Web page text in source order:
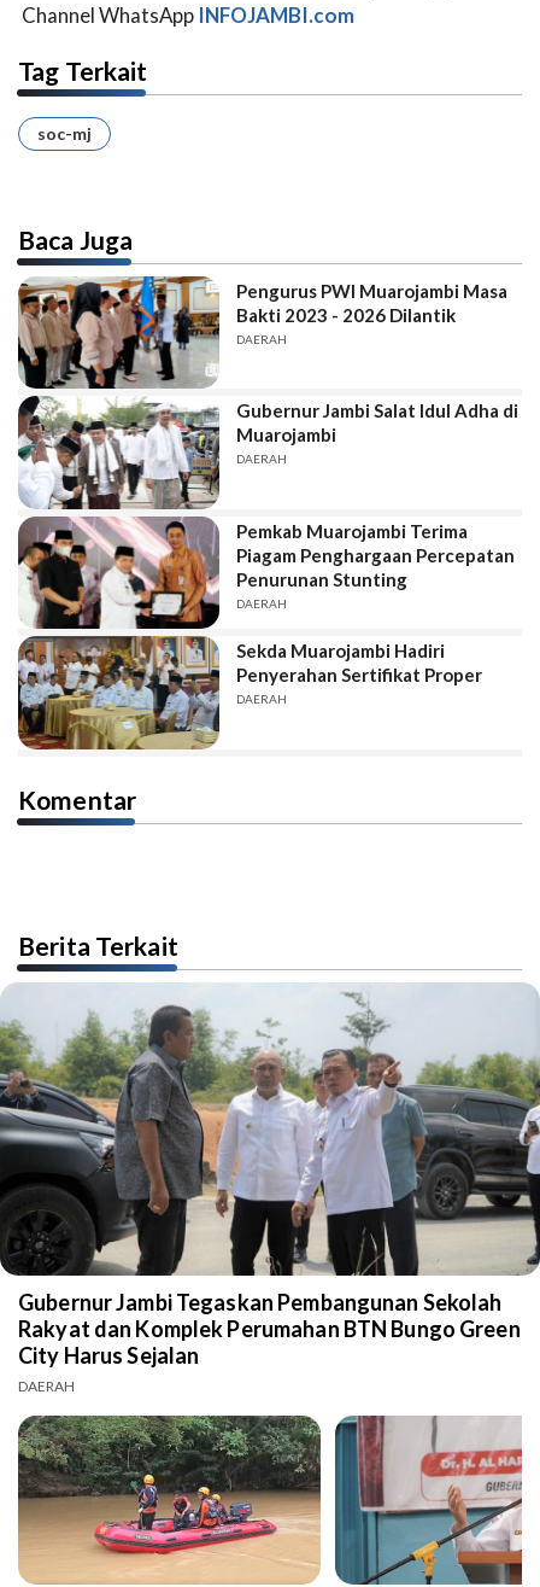
Channel WhatsApp INFOJAMBI.com
Tag Terkait
soc-mj
Baca Juga
Pengurus PWI Muarojambi Masa
Bakti 2023 - 2026 Dilantik
DAERAH
Gubernur Jambi Salat Idul Adha di
Muarojambi
DAERAH
Pemkab Muarojambi Terima
Piagam Penghargaan Percepatan
Penurunan Stunting
DAERAH
Sekda Muarojambi Hadiri
Penyerahan Sertifikat Proper
DAERAH
Komentar
Berita Terkait
Gubernur Jambi Tegaskan Pembangunan Sekolah
Rakyat dan Komplek Perumahan BTN Bungo Green
City Harus Sejalan
DAERAH